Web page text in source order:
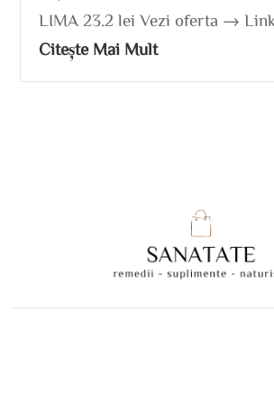
LIMA 23.2 lei Vezi oferta → Link
Citește Mai Mult